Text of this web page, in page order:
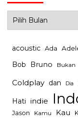
acoustic Ada
Bob Bruno Bukan
Coldplay dan Dia
Hati indie
Jason Kamu Kau